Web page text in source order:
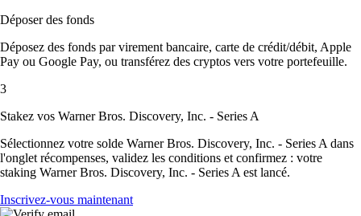
Déposer des fonds
Déposez des fonds par virement bancaire, carte de crédit/débit, Apple
Pay ou Google Pay, ou transférez des cryptos vers votre portefeuille.
3
Stakez vos Warner Bros. Discovery, Inc. - Series A
Sélectionnez votre solde Warner Bros. Discovery, Inc. - Series A dans
l'onglet récompenses, validez les conditions et confirmez : votre
staking Warner Bros. Discovery, Inc. - Series A est lancé.
Inscrivez-vous maintenant